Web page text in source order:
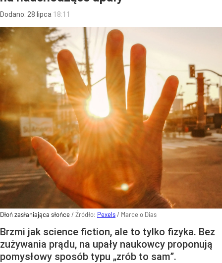
Dodano: 28 lipca 18:11
Dłoń zasłaniająca słońce/ Źródło: Pexels/ Marcelo Dias
Brzmi jak science fiction, ale to tylko fizyka. Bez
zużywania prądu, na upały naukowcy proponują
pomysłowy sposób typu „zrób to sam”.